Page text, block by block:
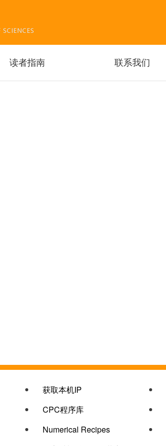
到
主
要
内
容
读者指南 联系我们
链接col-2
获取本机IP
CPC程序库
Numerical Recipes